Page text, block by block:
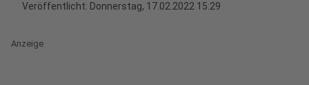
Veröffentlicht: Donnerstag, 17.02.2022 15:29
Anzeige